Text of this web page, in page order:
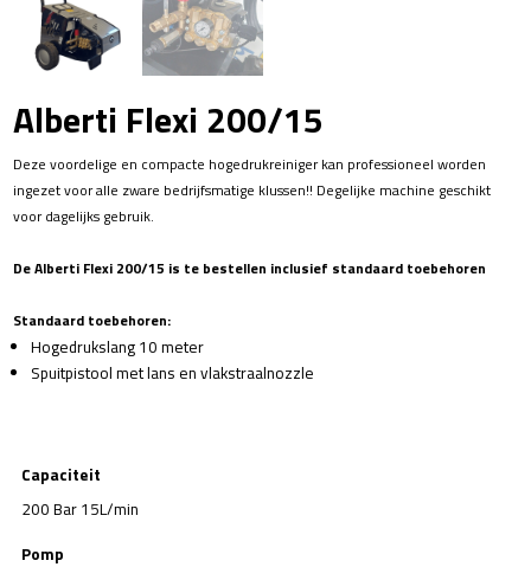
Alberti Flexi 200/15
Deze voordelige en compacte hogedrukreiniger kan professioneel worden
ingezet voor alle zware bedrijfsmatige klussen!! Degelijke machine geschikt
voor dagelijks gebruik.
De Alberti Flexi 200/15 is te bestellen inclusief standaard toebehoren
Standaard toebehoren:
Hogedrukslang 10 meter
Spuitpistool met lans en vlakstraalnozzle
Capaciteit
200 Bar 15L/min
Pomp